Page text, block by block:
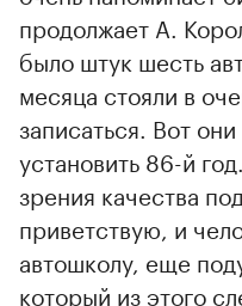
продолжает А.
было штук шесть
месяца стояли в
записаться. Вот
установить 86-й
зрения качества
приветствую, и
автошколу, еще
который из этого